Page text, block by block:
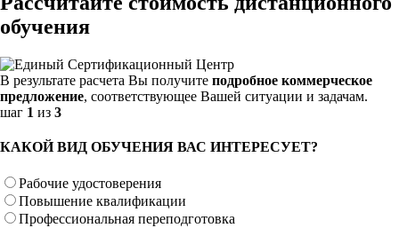
обучения
В результате расчета Вы получите подробное коммерческое
предложение, соответствующее Вашей ситуации и задачам.
шаг 1 из 3
КАКОЙ ВИД ОБУЧЕНИЯ ВАС ИНТЕРЕСУЕТ?
Рабочие удостоверения
Повышение квалификации
Профессиональная переподготовка